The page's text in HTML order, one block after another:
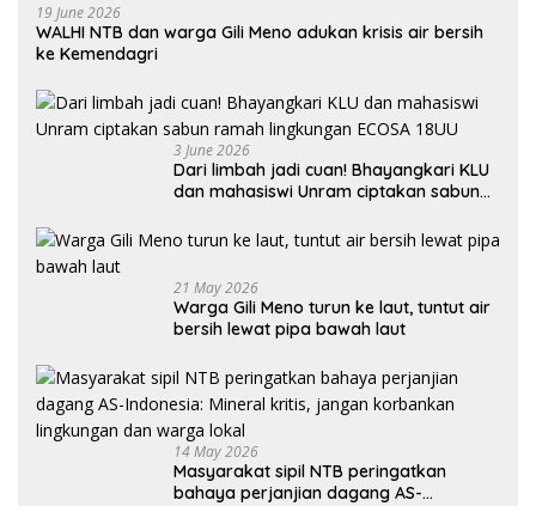
19 June 2026
WALHI NTB dan warga Gili Meno adukan krisis air bersih
ke Kemendagri
3 June 2026
Dari limbah jadi cuan! Bhayangkari KLU
dan mahasiswi Unram ciptakan sabun
21 May 2026
Warga Gili Meno turun ke laut, tuntut air
bersih lewat pipa bawah laut
14 May 2026
Masyarakat sipil NTB peringatkan
bahaya perjanjian dagang AS-